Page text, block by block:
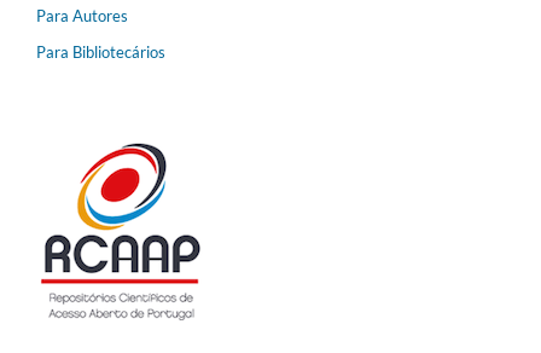
Para Autores
Para Bibliotecários